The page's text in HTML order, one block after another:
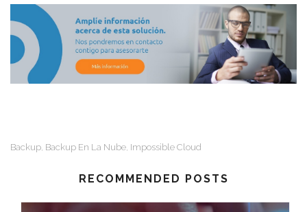
Backup, Backup En La Nube, Impossible Cloud
RECOMMENDED POSTS